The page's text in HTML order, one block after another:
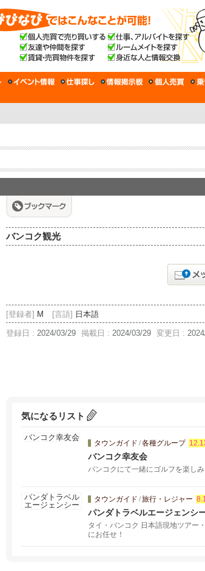
バンコク観光
[登録者] M [言語] 日本語
登録日 : 2024/03/29 掲載日 : 2024/03/29 変更日 :
気になるリスト
タウンガイド /各種グループ
バンコク幸友会
バンコクにて一緒にゴルフを楽し
タウンガイド /旅行・レジャー
パンダトラベルエージェンシ
タイ・バンコク 日本語現地ツアー
にお任せ！